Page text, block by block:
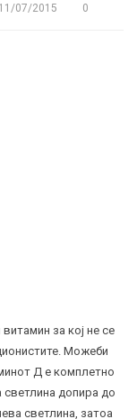
11/07/2015 0
за кој не се
Можеби
Д е комплетно
светлина допира до
светлина, затоа